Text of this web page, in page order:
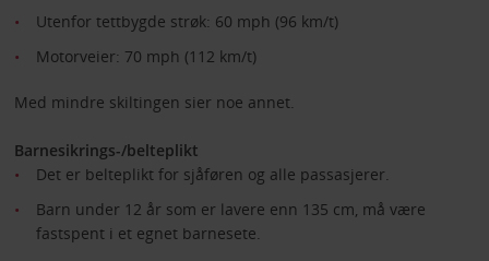
Utenfor tettbygde strøk: 60 mph (96 km/t)
Motorveier: 70 mph (112 km/t)
Med mindre skiltingen sier noe annet.
Barnesikrings-/belteplikt
Det er belteplikt for sjåføren og alle passasjerer.
Barn under 12 år som er lavere enn 135 cm, må være
fastspent i et egnet barnesete.